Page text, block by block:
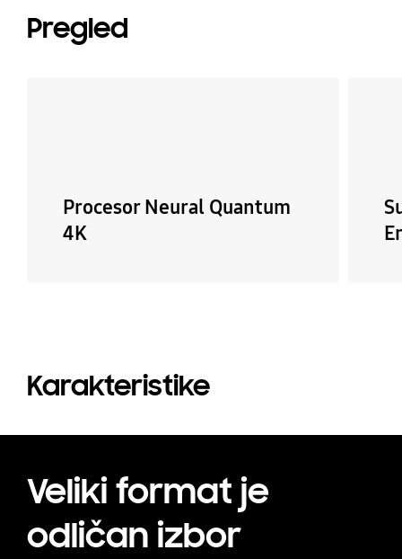
Pregled
Procesor Neural Quantum
4K
Karakteristike
Veliki format je
odličan izbor